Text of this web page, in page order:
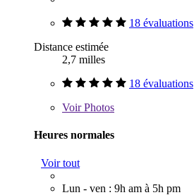
18 évaluations
Distance estimée
2,7 milles
18 évaluations
VoirPhotos
Heures normales
Voir tout
Lun - ven : 9h am à 5h pm